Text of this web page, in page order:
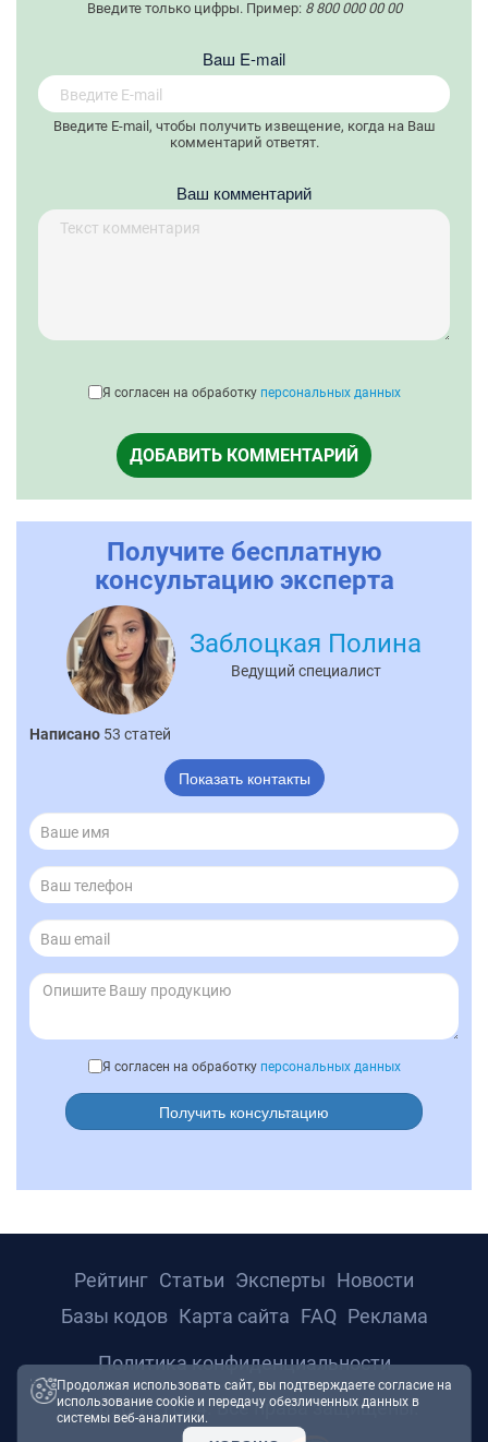
Введите только цифры. Пример: 8 800 000 00 00
Вaш E-mail
Введите E-mail, чтобы получить извещение, когда на Ваш
комментарий ответят.
Ваш комментарий
Я согласен на обработку персональных данных
ДОБАВИТЬ КОММЕНТАРИЙ
Получите бесплатную
консультацию эксперта
Заблоцкая Полина
Ведущий специалист
Написано 53 статей
Показать контакты
Я согласен на обработку персональных данных
Получить консультацию
© 2026 ТРТС24. Все права защищены.
Рейтинг Статьи Эксперты Новости
Базы кодов Карта сайта FAQ Реклама
Политика конфиденциальности
Продолжая использовать сайт, вы подтверждаете согласие на
использование cookie и передачу обезличенных данных в
системы веб-аналитики.